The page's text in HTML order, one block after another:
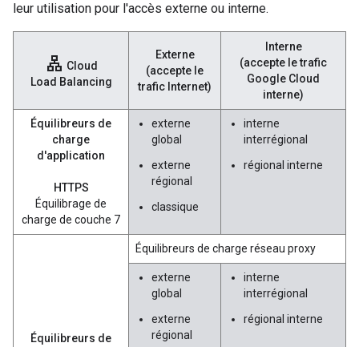
leur utilisation pour l'accès externe ou interne.
lan Cloud
Load Balancing
Externe
(accepte le
trafic Internet)
Interne
(accepte le trafic
Google Cloud
interne)
Équilibreurs de
charge
d'application
HTTPS
Équilibrage de
charge de couche 7
externe
global
externe
régional
classique
interne
interrégional
régional interne
Équilibreurs de
Équilibreurs de charge réseau proxy
externe
global
externe
régional
interne
interrégional
régional interne